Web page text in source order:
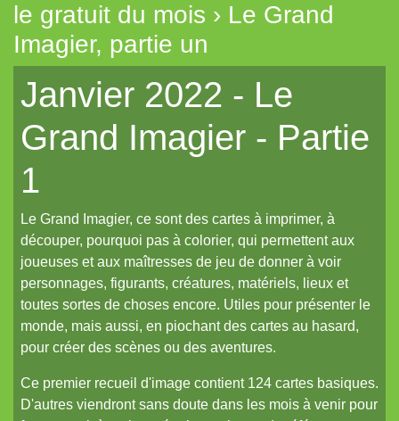
Histoires de la Montagne couronnée (Coeurs Vaillants)
Tout aléatoire pour IPP (Coeurs Vaillants)
Artemis (N.YX)
Les aventuriers du Continent perdu (Coeurs Vaillants)
Refuge 17 (Coeurs Vaillants)
Daitoshi Underground Yäger (manga violent)
Un écran pour Coeurs Vaillants // IPP (Intrépides)
Un nouveau site et un oeuf de pâques de noël...
Un reflet de lotus polychrome
Le Grand Imagier, partie deux
le gratuit du mois › Le Grand
Imagier, partie un
Janvier 2022 - Le
Grand Imagier - Partie
1
Le Grand Imagier, ce sont des cartes à imprimer, à
découper, pourquoi pas à colorier, qui permettent aux
joueuses et aux maîtresses de jeu de donner à voir
personnages, figurants, créatures, matériels, lieux et
toutes sortes de choses encore. Utiles pour présenter le
monde, mais aussi, en piochant des cartes au hasard,
pour créer des scènes ou des aventures.
Ce premier recueil d'image contient 124 cartes basiques.
D'autres viendront sans doute dans les mois à venir pour